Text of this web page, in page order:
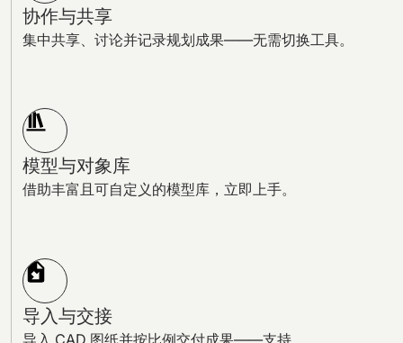
协作与共享
集中共享、讨论并记录规划成果——无需切换工具。
模型与对象库
借助丰富且可自定义的模型库，立即上手。
导入与交接
导入 CAD 图纸并按比例交付成果——支持